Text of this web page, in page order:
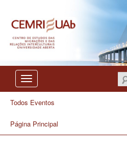
CEMRI
Todos Eventos
Página Principal